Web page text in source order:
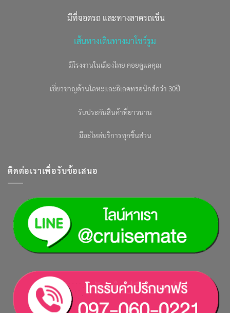
มีที่จอดรถ และทางลาดรถเข็น
เส้นทางเดินทางมาโชว์รูม
มีโรงงานในเมืองไทย คอยดูแลคุณ
เชี่ยวชาญด้านโลหะและอิเลคทรอนิกส์กว่า 30ปี
รับประกันสินค้าที่ยาวนาน
มีอะไหล่บริการทุกชิ้นส่วน
ติดต่อเราเพื่อรับข้อเสนอ